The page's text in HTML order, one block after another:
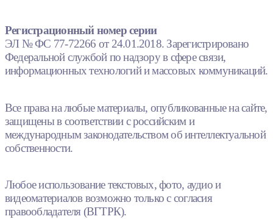
Регистрационный номер серии
ЭЛ № ФС 77-72266 от 24.01.2018. Зарегистрировано
Федеральной службой по надзору в сфере связи,
информационных технологий и массовых коммуникаций.
Все права на любые материалы, опубликованные на сайте,
защищены в соответствии с российским и
международным законодательством об интеллектуальной
собственности.
Любое использование текстовых, фото, аудио и
видеоматериалов возможно только с согласия
правообладателя (ВГТРК).